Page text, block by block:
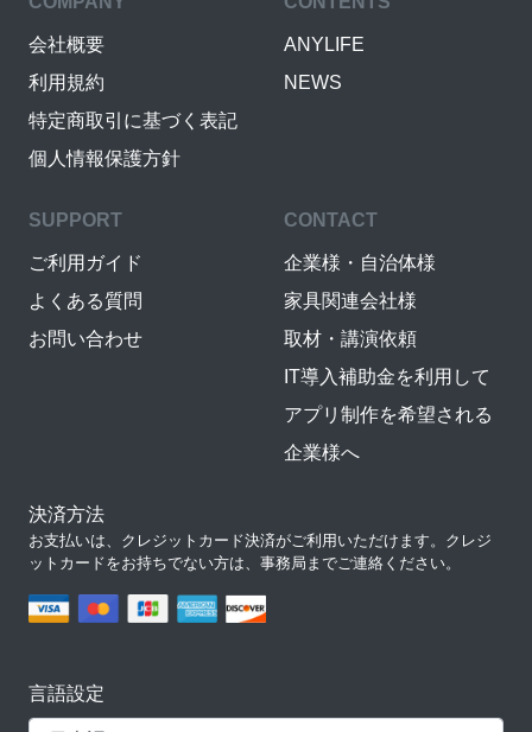
会社概要
利用規約
特定商取引に基づく表記
個人情報保護方針
ANYLIFE
NEWS
SUPPORT
ご利用ガイド
よくある質問
お問い合わせ
CONTACT
企業様・自治体様
家具関連会社様
取材・講演依頼
IT導入補助金を利用して
アプリ制作を希望される
企業様へ
決済方法
お支払いは、クレジットカード決済がご利用いただけます。クレジ
ットカードをお持ちでない方は、事務局までご連絡ください。
言語設定